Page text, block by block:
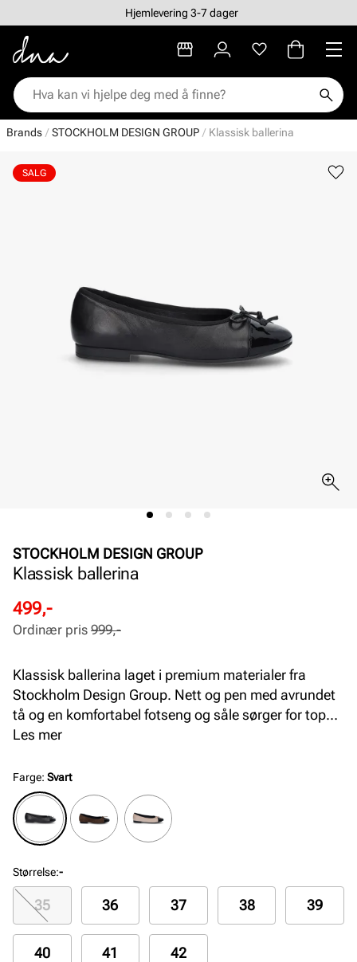
Hjemlevering 3-7 dager
Brands STOCKHOLM DESIGN GROUP Klassisk ballerina
SALG
STOCKHOLM DESIGN GROUP
Klassisk ballerina
Rabattert
pris
499,-
Ordinær
pris
Ordinær pris 999,-
Klassisk ballerina laget i premium materialer fra
Stockholm Design Group. Nett og pen med avrundet
tå og en komfortabel fotseng og såle sørger for topp
komfort hele dagen.
Les mer
Farge: Svart
Størrelse:-
35 36 37 38 39
40 41 42